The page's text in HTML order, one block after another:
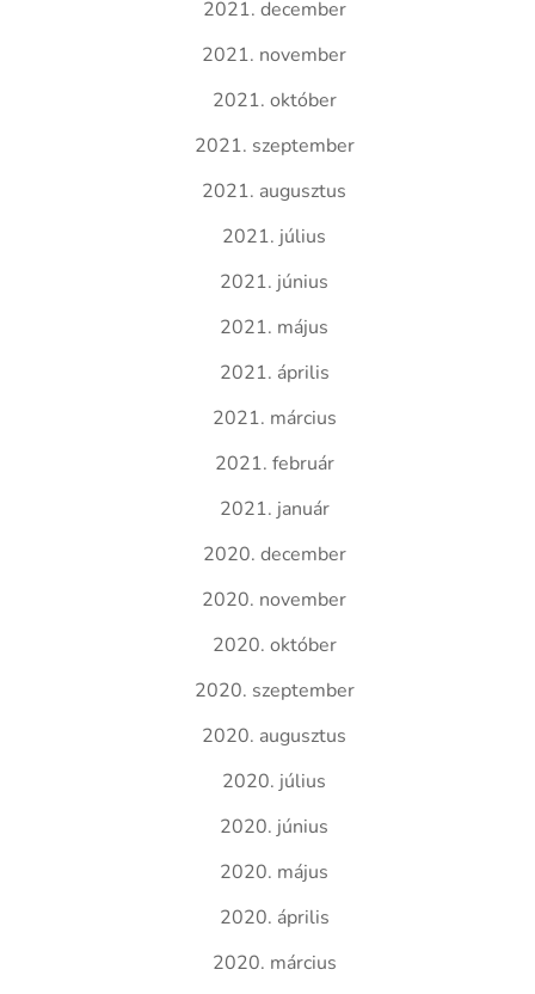
2021. december
2021. november
2021. október
2021. szeptember
2021. augusztus
2021. július
2021. június
2021. május
2021. április
2021. március
2021. február
2021. január
2020. december
2020. november
2020. október
2020. szeptember
2020. augusztus
2020. július
2020. június
2020. május
2020. április
2020. március